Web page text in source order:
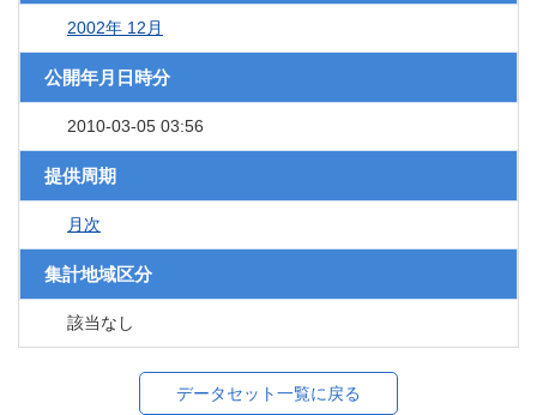
2002年 12月
公開年月日時分
2010-03-05 03:56
提供周期
月次
集計地域区分
該当なし
データセット一覧に戻る